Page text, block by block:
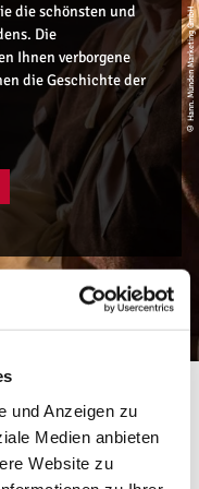
und Anzeigen zu
Medien anbieten
Website zu
© Hann. Münden Marketing GmbH
die schönsten und
Die
Ihnen verborgene
die Geschichte der
- Ihr perfekter